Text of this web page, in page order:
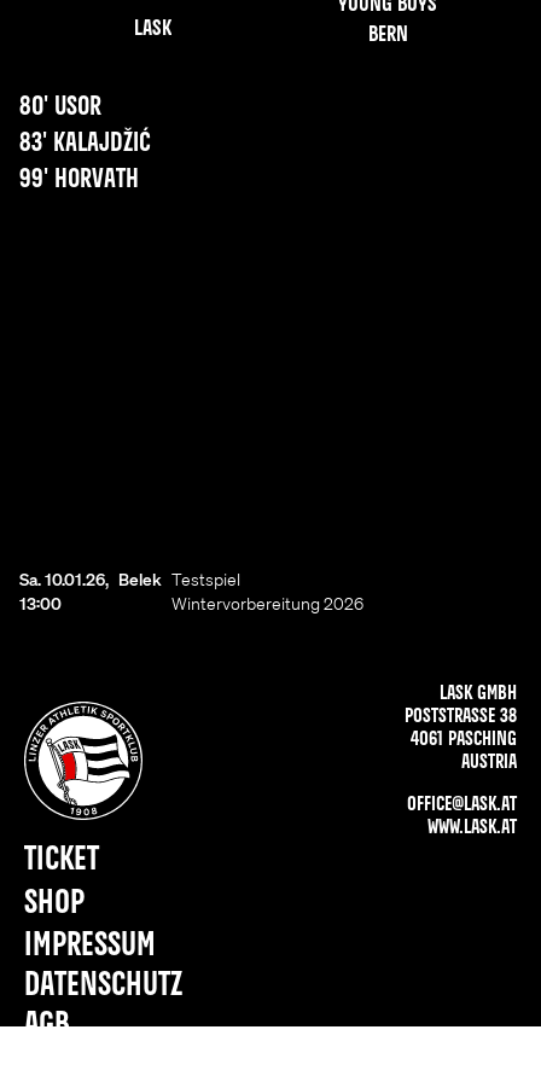
80' Usor
83' Kalajdžić
99' Horvath
LASK
Young Boys
Bern
Sa. 10.01.26,
13:00
Belek Testspiel
Wintervorbereitung 2026
LASK GMBH
POSTSTRASSE 38
4061 PASCHING
AUSTRIA
OFFICE@LASK.AT
WWW.LASK.AT
IMPRESSUM
DATENSCHUTZ
AGB
TICKET
SHOP